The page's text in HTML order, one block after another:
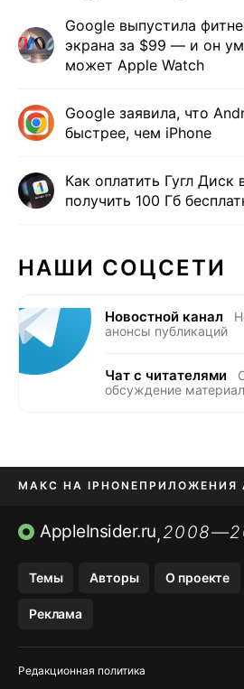
Google выпустила
экрана за $99 — и он
может Apple Watch
Google заявила, что
быстрее, чем iPhone
Как оплатить Гугл Диск
получить 100 Гб
НАШИ СОЦСЕТИ
Новостной канал
анонсы публикаций
Чат с читателями
обсуждение
МАКС НА IPHONE ПРИЛОЖЕНИЯ
TIKTOK НА IPHONEПРИЛОЖЕНИЯ
AppleInsider.ru,
Темы Авторы О проекте
Реклама
Редакционная политика